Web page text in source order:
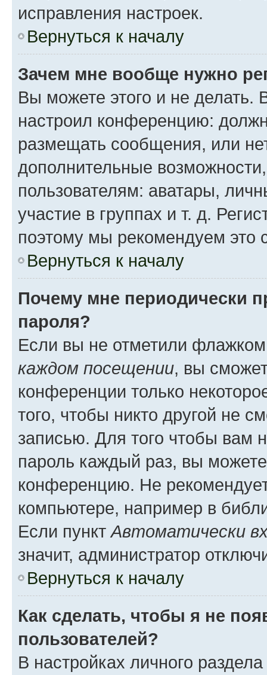
исправления настроек.
Вернуться к началу
Зачем мне вообще нужно
Вы можете этого и не делать.
настроил конференцию:
размещать сообщения, или
дополнительные
пользователям: аватары,
участие в группах и т. д.
поэтому мы рекомендуем это
Вернуться к началу
Почему мне периодически
пароля?
Если вы не отметили
каждом посещении, вы
конференции только
того, чтобы никто другой не
записью. Для того чтобы вам
пароль каждый раз, вы
конференцию. Не
компьютере, например в
Если пунктАвтоматически
значит, администратор
Вернуться к началу
Как сделать, чтобы я не
пользователей?
В настройках личного